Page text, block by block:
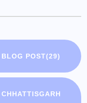
BLOG POST(29)
CHHATTISGARH